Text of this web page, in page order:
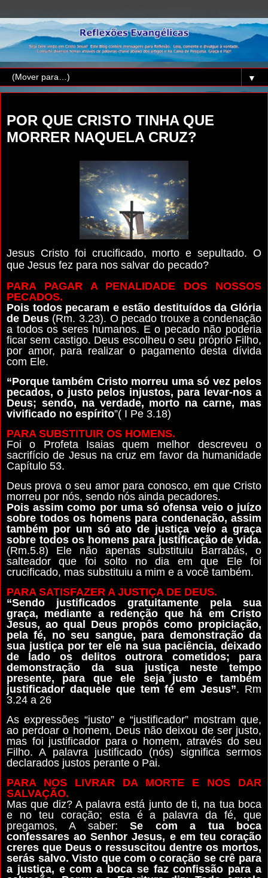
▼
POR QUE CRISTO TINHA QUE
MORRER NAQUELA CRUZ?
Jesus Cristo foi crucificado, morto e sepultado. O
que Jesus fez para nos salvar do pecado?
PARA PAGAR A PENALIDADE DOS NOSSOS
PECADOS.
Pois todos pecaram e estão destituídos da Glória
de Deus(Rm. 3.23). O pecado trouxe a condenação
a todos os seres humanos. E o pecado não poderia
ficar sem castigo. Deus escolheu o seu próprio Filho,
por amor, para realizar o pagamento desta dívida
com Ele.
“Porque também Cristo morreu uma só vez pelos
pecados, o justo pelos injustos, para levar-nos a
Deus; sendo, na verdade, morto na carne, mas
vivificado no espírito”( I Pe 3.18)
PARA SUBSTITUIR OS HOMENS.
Foi o Profeta Isaias quem melhor descreveu o
sacrifício de Jesus na cruz em favor da humanidade
Capítulo 53.
Deus prova o seu amor para conosco, em que Cristo
morreu por nós, sendo nós ainda pecadores.
Pois assim como por uma só ofensa veio o juízo
sobre todos os homens para condenação, assim
também por um só ato de justiça veio a graça
sobre todos os homens para justificação de vida.
(Rm.5.8) Ele não apenas substituiu Barrabás, o
salteador que foi solto no dia em que Ele foi
crucificado, mas substituiu a mim e a você também.
PARA SATISFAZER A JUSTIÇA DE DEUS.
“Sendo justificados gratuitamente pela sua
graça, mediante a redenção que há em Cristo
Jesus, ao qual Deus propôs como propiciação,
pela fé, no seu sangue, para demonstração da
sua justiça por ter ele na sua paciência, deixado
de lado os delitos outrora cometidos; para
demonstração da sua justiça neste tempo
presente, para que ele seja justo e também
justificador daquele que tem fé em Jesus”. Rm
3.24 a 26
As expressões “justo” e “justificador” mostram que,
ao perdoar o homem, Deus não deixou de ser justo,
mas foi justificador para o homem, através do seu
Filho. A palavra justificado (nós) significa sermos
declarados justos perante o Pai.
PARA NOS LIVRAR DA MORTE E NOS DAR
SALVAÇÃO.
Mas que diz? A palavra está junto de ti, na tua boca
e no teu coração; esta é a palavra da fé, que
pregamos, A saber:Se com a tua boca
confessares ao Senhor Jesus, e em teu coração
creres que Deus o ressuscitou dentre os mortos,
serás salvo. Visto que com o coração se crê para
a justiça, e com a boca se faz confissão para a